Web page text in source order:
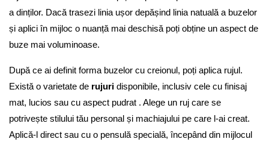
a dinților. Dacă trasezi linia ușor depășind linia natuală a buzelor
și aplici în mijloc o nuanță mai deschisă poți obține un aspect de
buze mai voluminoase.
După ce ai definit forma buzelor cu creionul, poți aplica rujul.
Există o varietate de rujuri disponibile, inclusiv cele cu finisaj
mat, lucios sau cu aspect pudrat . Alege un ruj care se
potrivește stilului tău personal și machiajului pe care l-ai creat.
Aplică-l direct sau cu o pensulă specială, începând din mijlocul